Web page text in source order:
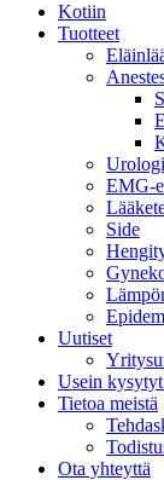
Kotiin
Tuotteet
EMG-
Side
Uutiset
Usein
Tietoa meistä
Ota yhteyttä